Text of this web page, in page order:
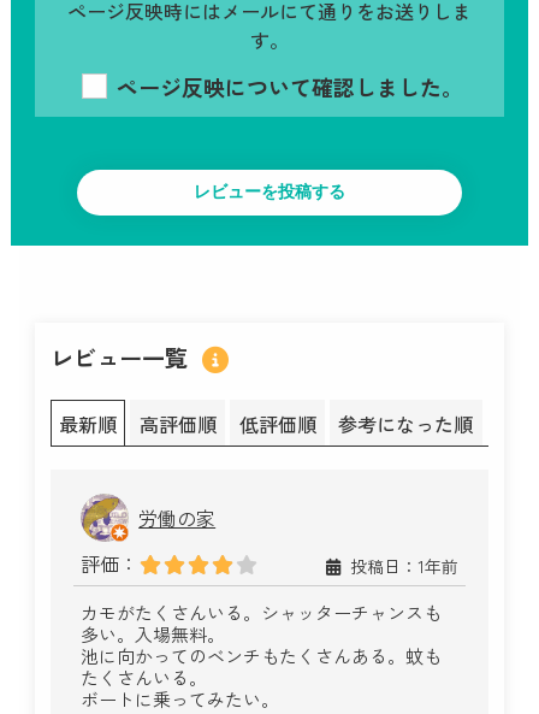
ページ反映時にはメールにて通りをお送りしま
す。
ページ反映について確認しました。
レビュー一覧
最新順 高評価順 低評価順 参考になった順
労働の家
評価：
投稿日：1年前
カモがたくさんいる。シャッターチャンスも
多い。入場無料。
池に向かってのベンチもたくさんある。蚊も
たくさんいる。
ボートに乗ってみたい。